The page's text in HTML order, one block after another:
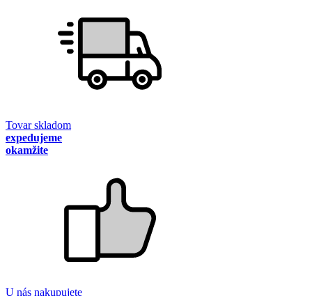
Tovar skladom
expedujeme
okamžite
U nás nakupujete